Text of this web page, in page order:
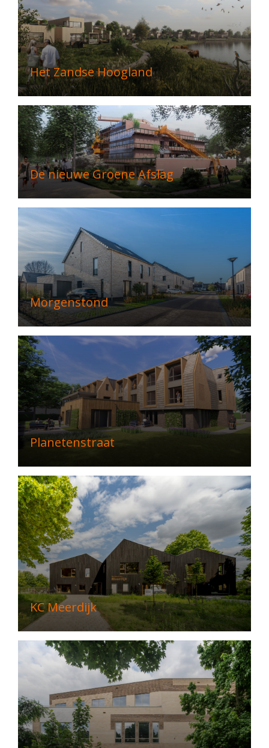
Het Zandse Hoogland
De nieuwe Groene Afslag
Morgenstond
Planetenstraat
KC Meerdijk